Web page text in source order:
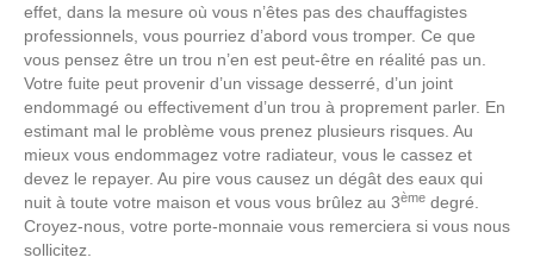
effet, dans la mesure où vous n’êtes pas des chauffagistes
professionnels, vous pourriez d’abord vous tromper. Ce que
vous pensez être un trou n’en est peut-être en réalité pas un.
Votre fuite peut provenir d’un vissage desserré, d’un joint
endommagé ou effectivement d’un trou à proprement parler. En
estimant mal le problème vous prenez plusieurs risques. Au
mieux vous endommagez votre radiateur, vous le cassez et
devez le repayer. Au pire vous causez un dégât des eaux qui
nuit à toute votre maison et vous vous brûlez au 3ème degré.
Croyez-nous, votre porte-monnaie vous remerciera si vous nous
sollicitez.